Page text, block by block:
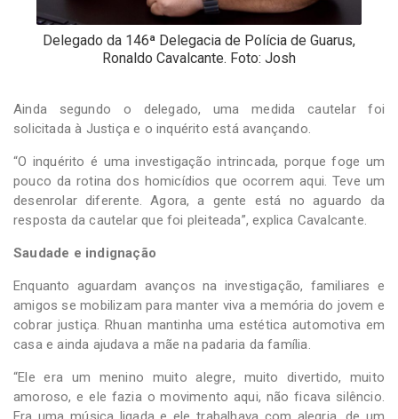
Delegado da 146ª Delegacia de Polícia de Guarus,
Ronaldo Cavalcante. Foto: Josh
Ainda segundo o delegado, uma medida cautelar foi
solicitada à Justiça e o inquérito está avançando.
“O inquérito é uma investigação intrincada, porque foge um
pouco da rotina dos homicídios que ocorrem aqui. Teve um
desenrolar diferente. Agora, a gente está no aguardo da
resposta da cautelar que foi pleiteada”, explica Cavalcante.
Saudade e indignação
Enquanto aguardam avanços na investigação, familiares e
amigos se mobilizam para manter viva a memória do jovem e
cobrar justiça. Rhuan mantinha uma estética automotiva em
casa e ainda ajudava a mãe na padaria da família.
“Ele era um menino muito alegre, muito divertido, muito
amoroso, e ele fazia o movimento aqui, não ficava silêncio.